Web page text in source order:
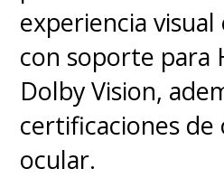
compacto, con
diseño ovalado
perfecto en el
Disponible en
azul, el conjunto
experiencia visual
con soporte para
Dolby Vision,
certificaciones de
ocular.